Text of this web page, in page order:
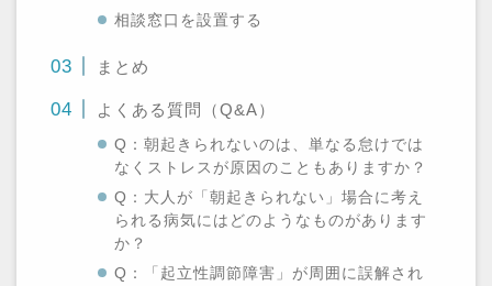
相談窓口を設置する
まとめ
よくある質問（Q&A）
Q：朝起きられないのは、単なる怠けでは
なくストレスが原因のこともありますか？
Q：大人が「朝起きられない」場合に考え
られる病気にはどのようなものがあります
か？
Q：「起立性調節障害」が周囲に誤解され